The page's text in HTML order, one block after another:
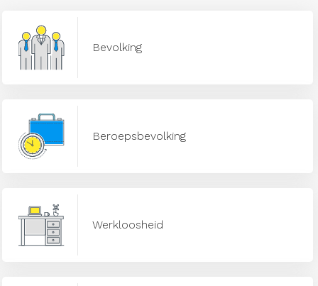
Bevolking
Beroepsbevolking
Werkloosheid